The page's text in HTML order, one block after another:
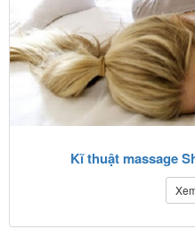
Kĩ thuật massage